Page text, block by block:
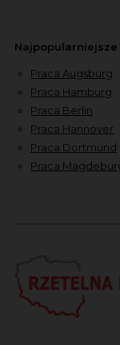
Praca Augsburg
Praca Hamburg
Praca Berlin
Praca Hannover
Praca Dortmund
Praca